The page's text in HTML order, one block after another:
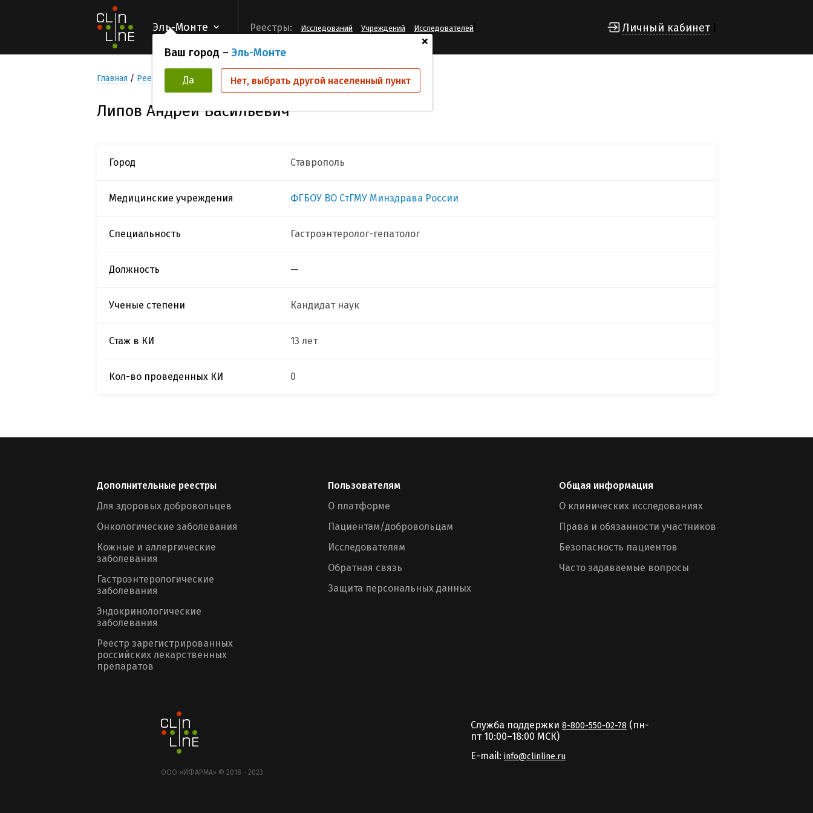
Эль-Монте
+
Ваш город – Эль-Монте
Да Нет, выбрать другой населенный пункт
Реестры: Исследований Учреждений Исследователей Личный кабинет
Главная Реестр Исследователей Липов Андрей Васильевич
Липов Андрей Васильевич
Город Ставрополь
Медицинские учреждения ФГБОУ ВО СтГМУ Минздрава России
Специальность Гастроэнтеролог-гепатолог
Должность —
Ученые степени Кандидат наук
Стаж в КИ 13 лет
Кол-во проведенных КИ 0
Дополнительные реестры
Для здоровых добровольцев
Онкологические заболевания
Кожные и аллергические
заболевания
Гастроэнтерологические
заболевания
Эндокринологические
заболевания
Реестр зарегистрированных
российских лекарственных
препаратов
Пользователям
О платформе
Пациентам/добровольцам
Исследователям
Обратная связь
Защита персональных данных
Общая информация
О клинических исследованиях
Права и обязанности участников
Безопасность пациентов
Часто задаваемые вопросы
ООО «ИФАРМА» © 2018 - 2023
Служба поддержки 8-800-550-02-78 (пн-
пт 10:00–18:00 MCК)
E-mail: info@clinline.ru